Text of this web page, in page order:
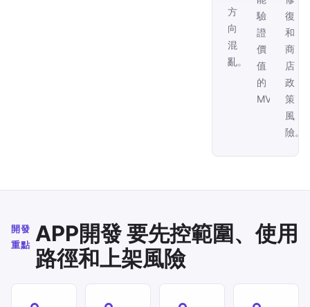
方
向
混
亂。
驗
證
價
值
的
MVP。
復
和
商
店
政
策
風
險。
開發
重點 APP開發 要先控範圍、使用
路徑和上架風險